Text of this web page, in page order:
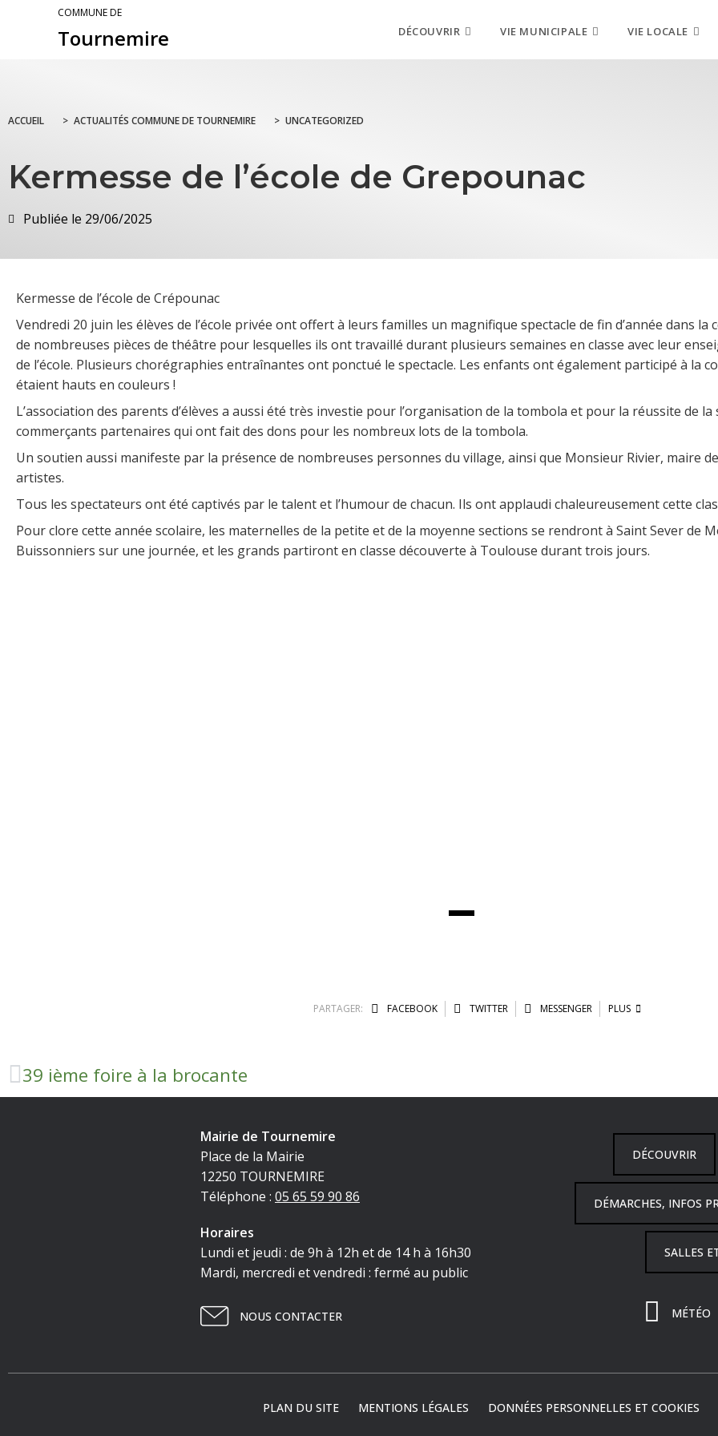
COMMUNE DE
Tournemire DÉCOUVRIR VIE MUNICIPALE VIE LOCALE
ACCUEIL > ACTUALITÉS COMMUNE DE TOURNEMIRE > UNCATEGORIZED
Kermesse de l’école de Grepounac
Publiée le 29/06/2025
Kermesse de l’école de Crépounac
Vendredi 20 juin les élèves de l’école privée ont offert à leurs familles un magnifique spectacle de fin d’année dans la
de nombreuses pièces de théâtre pour lesquelles ils ont travaillé durant plusieurs semaines en classe avec leur
de l’école. Plusieurs chorégraphies entraînantes ont ponctué le spectacle. Les enfants ont également participé à la
étaient hauts en couleurs !
L’association des parents d’élèves a aussi été très investie pour l’organisation de la tombola et pour la réussite de
commerçants partenaires qui ont fait des dons pour les nombreux lots de la tombola.
Un soutien aussi manifeste par la présence de nombreuses personnes du village, ainsi que Monsieur Rivier, maire
artistes.
Tous les spectateurs ont été captivés par le talent et l’humour de chacun. Ils ont applaudi chaleureusement cette
Pour clore cette année scolaire, les maternelles de la petite et de la moyenne sections se rendront à Saint Sever de
Buissonniers sur une journée, et les grands partiront en classe découverte à Toulouse durant trois jours.
PARTAGER: FACEBOOK TWITTER MESSENGER PLUS
39 ième foire à la brocante
Mairie de Tournemire
Place de la Mairie
12250 TOURNEMIRE
Téléphone : 05 65 59 90 86
Horaires
Lundi et jeudi : de 9h à 12h et de 14 h à 16h30
Mardi, mercredi et vendredi : fermé au public
NOUS CONTACTER
DÉCOUVRIR
DÉMARCHES, INFOS
SALLES
MÉTÉO
PLAN DU SITE MENTIONS LÉGALES DONNÉES PERSONNELLES ET COOKIES